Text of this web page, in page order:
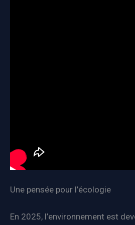
Une pensée pour l’écologie
En 2025, l’environnement est